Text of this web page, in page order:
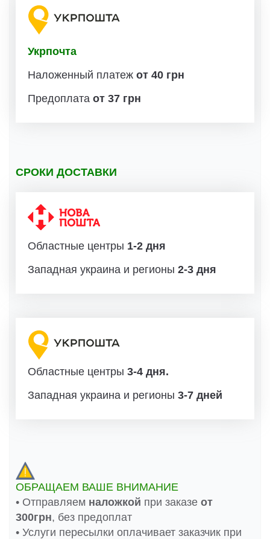
Укрпочта
Наложенный платеж от 40 грн
Предоплата от 37 грн
СРОКИ ДОСТАВКИ
Областные центры 1-2 дня
Западная украина и регионы 2-3 дня
Областные центры 3-4 дня.
Западная украина и регионы 3-7 дней
ОБРАЩАЕМ ВАШЕ ВНИМАНИЕ
• Отправляем наложкой при заказе от
300грн, без предоплат
• Услуги пересылки оплачивает заказчик при